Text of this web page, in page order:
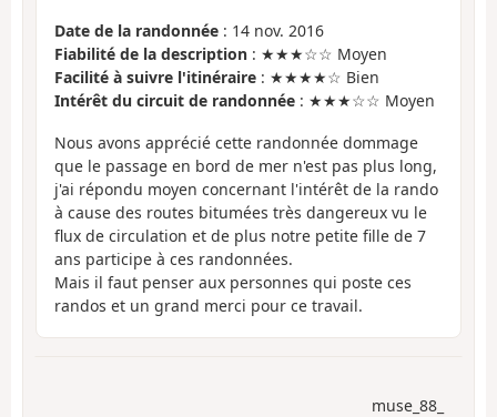
Date de la randonnée : 14 nov. 2016
Fiabilité de la description : ★★★☆☆ Moyen
Facilité à suivre l'itinéraire : ★★★★☆ Bien
Intérêt du circuit de randonnée : ★★★☆☆ Moyen
Nous avons apprécié cette randonnée dommage
que le passage en bord de mer n'est pas plus long,
j'ai répondu moyen concernant l'intérêt de la rando
à cause des routes bitumées très dangereux vu le
flux de circulation et de plus notre petite fille de 7
ans participe à ces randonnées.
Mais il faut penser aux personnes qui poste ces
randos et un grand merci pour ce travail.
muse_88_